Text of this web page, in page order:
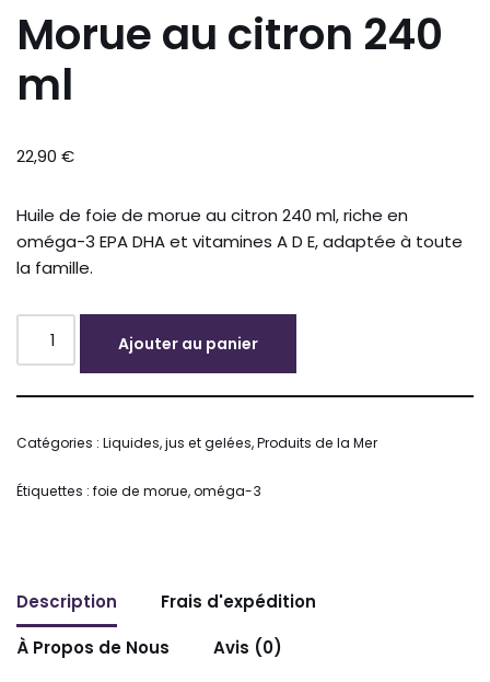
Morue au citron 240
ml
22,90 €
Huile de foie de morue au citron 240 ml, riche en
oméga-3 EPA DHA et vitamines A D E, adaptée à toute
la famille.
Ajouter au panier
Catégories : Liquides, jus et gelées,Produits de la Mer
Étiquettes : foie de morue,oméga-3
Description
Frais d'expédition
À Propos de Nous
Avis (0)